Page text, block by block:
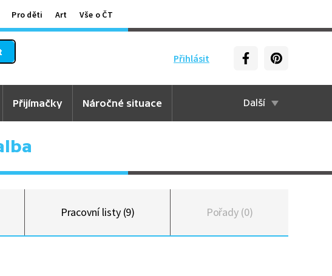
Pro děti Art Vše o ČT
Přihlásit
Přijímačky Náročné situace Další
Pracovní listy (9) Pořady (0)